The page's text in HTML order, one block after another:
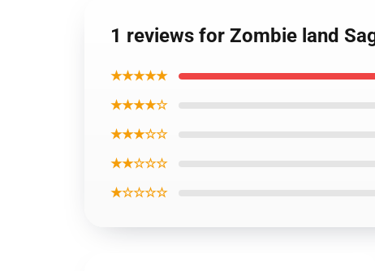
1 reviews for Zombie land
★★★★★
★★★★☆
★★★☆☆
★★☆☆☆
★☆☆☆☆